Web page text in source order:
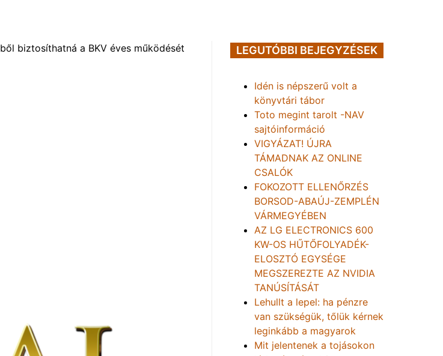
biztosíthatná a BKV éves működését LEGUTÓBBI BEJEGYZÉSEK
Idén is népszerű volt a
könyvtári tábor
Toto megint tarolt -NAV
sajtóinformáció
VIGYÁZAT! ÚJRA
TÁMADNAK AZ ONLINE
CSALÓK
FOKOZOTT ELLENŐRZÉS
BORSOD-ABAÚJ-ZEMPLÉN
VÁRMEGYÉBEN
AZ LG ELECTRONICS 600
KW-OS HŰTŐFOLYADÉK-
ELOSZTÓ EGYSÉGE
MEGSZEREZTE AZ NVIDIA
TANÚSÍTÁSÁT
Lehullt a lepel: ha pénzre
van szükségük, tőlük kérnek
leginkább a magyarok
Mit jelentenek a tojásokon